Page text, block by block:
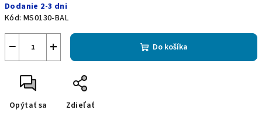
cena:
Dodanie 2-3 dni
Kód: MS0130-BAL
+
− Do košíka
Opýtať sa Zdieľať